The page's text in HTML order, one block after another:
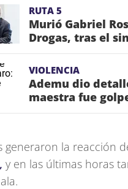
RUTA 5
Murió Gabriel
Drogas, tras el
VIOLENCIA
Ademu dio
maestra fue
generaron la reacción
y en las últimas horas